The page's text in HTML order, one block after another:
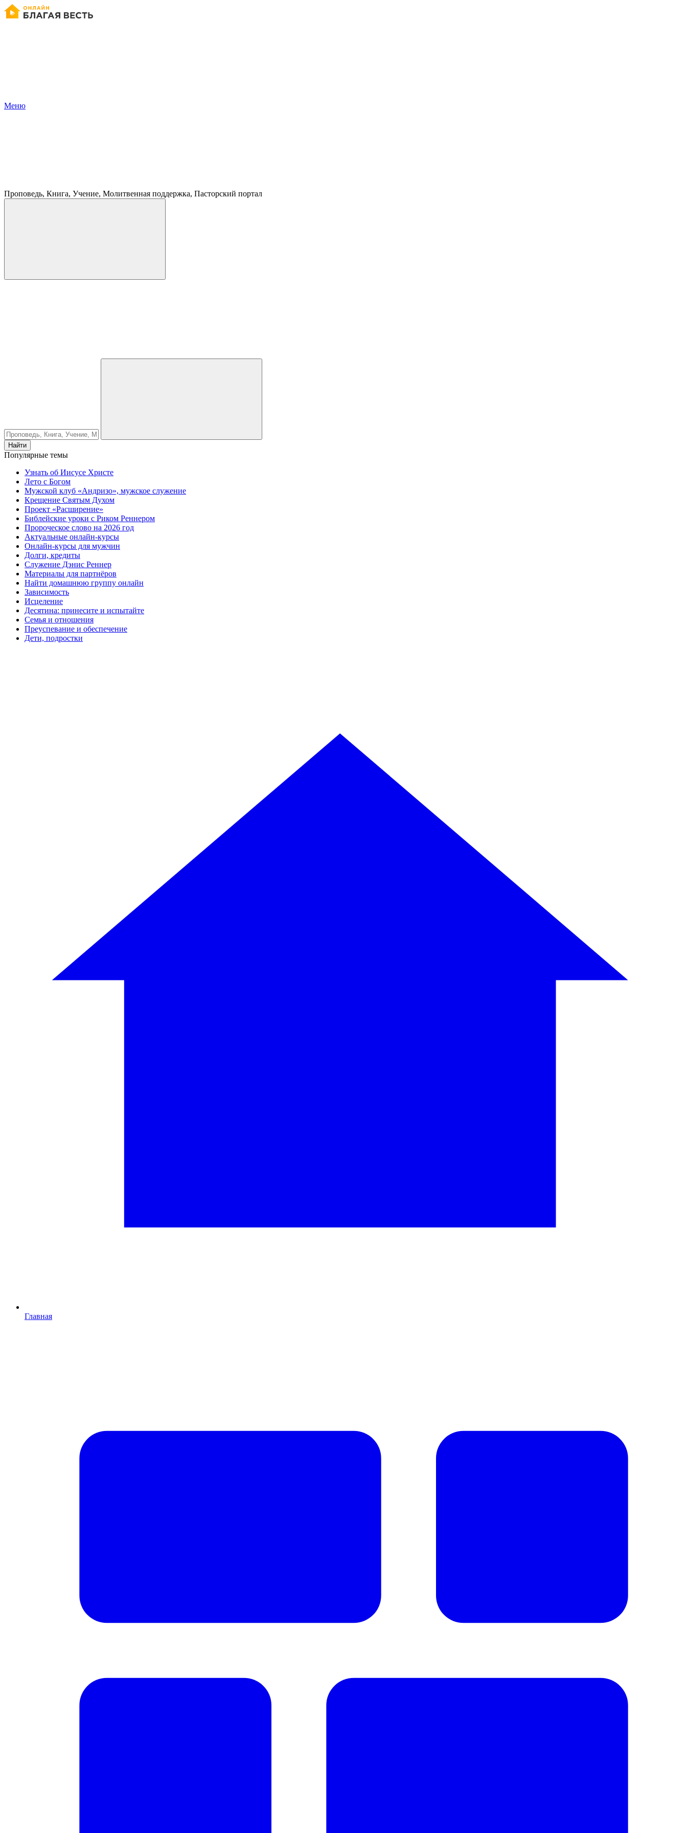
Меню
Проповедь, Книга, Учение, Молитвенная поддержка, Пасторский портал
Найти
Популярные темы
Узнать об Иисусе Христе
Лето с Богом
Мужской клуб «Андризо», мужское служение
Крещение Святым Духом
Проект «Расширение»
Библейские уроки с Риком Реннером
Пророческое слово на 2026 год
Актуальные онлайн-курсы
Онлайн-курсы для мужчин
Долги, кредиты
Служение Дэнис Реннер
Материалы для партнёров
Найти домашнюю группу онлайн
Зависимость
Исцеление
Десятина: принесите и испытайте
Семья и отношения
Преуспевание и обеспечение
Дети, подростки
Главная